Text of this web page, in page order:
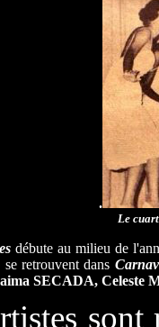
.
Le
débute au milieu de
retrouvent dans
SECADA, Celeste